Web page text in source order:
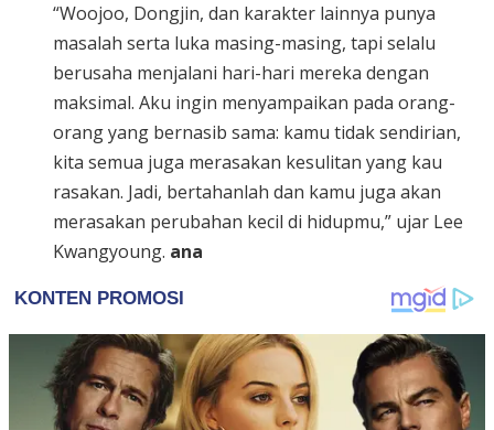
“Woojoo, Dongjin, dan karakter lainnya punya
masalah serta luka masing-masing, tapi selalu
berusaha menjalani hari-hari mereka dengan
maksimal. Aku ingin menyampaikan pada orang-
orang yang bernasib sama: kamu tidak sendirian,
kita semua juga merasakan kesulitan yang kau
rasakan. Jadi, bertahanlah dan kamu juga akan
merasakan perubahan kecil di hidupmu,” ujar Lee
Kwangyoung. ana